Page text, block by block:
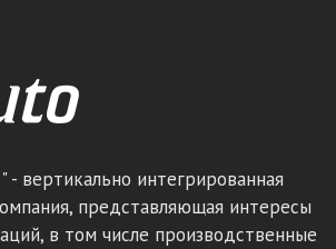
- вертикально интегрированная
представляющая интересы
в том числе производственные